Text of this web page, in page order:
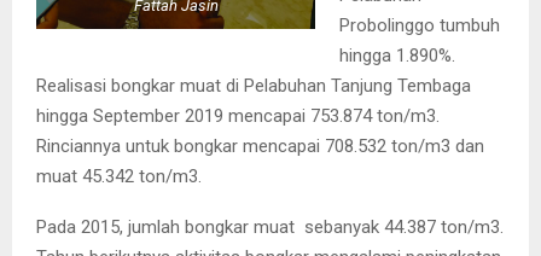
Fattah Jasin
Probolinggo tumbuh
hingga 1.890%.
Realisasi bongkar muat di Pelabuhan Tanjung Tembaga
hingga September 2019 mencapai 753.874 ton/m3.
Rinciannya untuk bongkar mencapai 708.532 ton/m3 dan
muat 45.342 ton/m3.
Pada 2015, jumlah bongkar muat sebanyak 44.387 ton/m3.